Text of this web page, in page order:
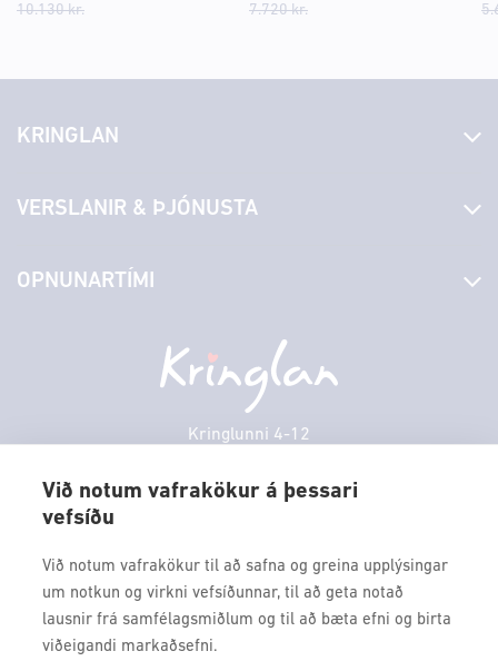
Við notum vafrakökur á þessari
vefsíðu
Við notum vafrakökur til að safna og greina upplýsingar
um notkun og virkni vefsíðunnar, til að geta notað
lausnir frá samfélagsmiðlum og til að bæta efni og birta
viðeigandi markaðsefni.
10.130kr. 7.720kr.
Kringlunni 4-12
kringlan@kringlan.is
KRINGLAN
Laus störf
Hafðu samband
Persónuverndarstefna
VERSLANIR & ÞJÓNUSTA
Borgarbókasafn
Borgarleikhúsið
Ævintýraland
OPNUNARTÍMI
Þriðjudagur
VERTU MEÐ